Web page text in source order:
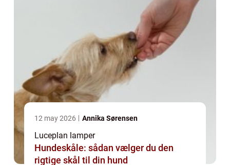
12 may 2026 Annika Sørensen
Luceplan lamper
Hundeskåle: sådan vælger du den
rigtige skål til din hund